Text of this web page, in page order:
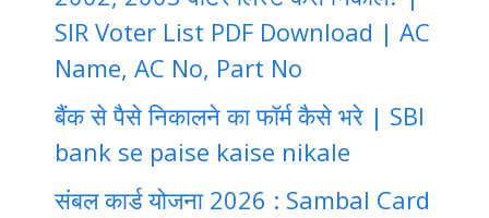
SIR Voter List PDF Download | AC
Name, AC No, Part No
बैंक से पैसे निकालने का फॉर्म कैसे भरे | SBI
bank se paise kaise nikale
संबल कार्ड योजना 2026 : Sambal Card